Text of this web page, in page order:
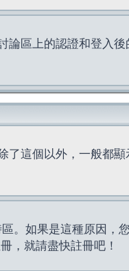
論區上的認證和登入
了這個以外，一般都
。如果是這種原因，
，就請盡快註冊吧！